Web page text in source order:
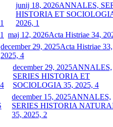
junij 18, 2026ANNALES,
HISTORIA ET
2026, 1
maj 12, 2026Acta Histriae 34,
december 29, 2025Acta Histriae 33,
2025, 4
december 29, 2025ANNALES,
SERIES HISTORIA ET
SOCIOLOGIA 35, 2025, 4
december 15, 2025ANNALES,
SERIES HISTORIA
35, 2025, 2